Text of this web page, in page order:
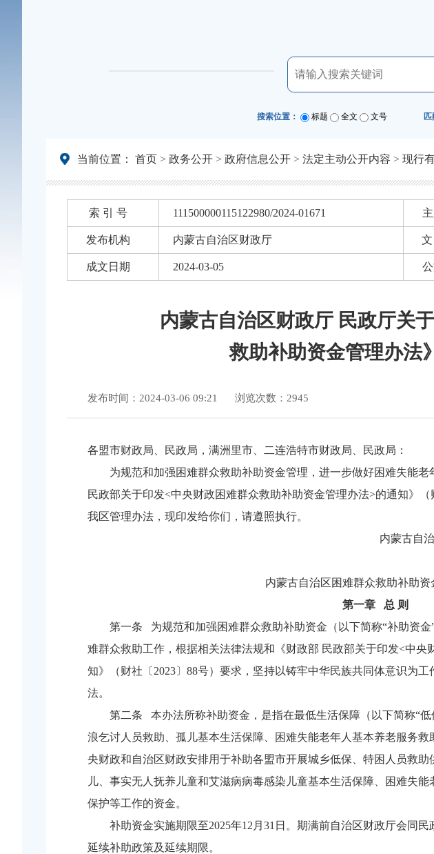
搜索位置： 标题 全文 文号 匹
当前位置： 首页 > 政务公开 > 政府信息公开 > 法定主动公开内容 > 现行
索 引 号 111500000115122980/2024-01671
发布机构 内蒙古自治区财政厅
成文日期 2024-03-05
内蒙古自治区财政厅 民政厅关
救助补助资金管理办法
发布时间：2024-03-06 09:21 浏览次数：2945
各盟市财政局、民政局，满洲里市、二连浩特市财政局、民政局：
为规范和加强困难群众救助补助资金管理，进一步做好困难失能
民政部关于印发<中央财政困难群众救助补助资金管理办法>的通知》
我区管理办法，现印发给你们，请遵照执行。
内蒙古
内蒙古自治区困难群众救助补助资
第一章 总 则
第一条 为规范和加强困难群众救助补助资金（以下简称“补助资
难群众救助工作，根据相关法律法规和《财政部 民政部关于印发<中央
知》（财社〔2023〕88号）要求，坚持以铸牢中华民族共同体意识为
法。
第二条 本办法所称补助资金，是指在最低生活保障（以下简称“
浪乞讨人员救助、孤儿基本生活保障、困难失能老年人基本养老服务
央财政和自治区财政安排用于补助各盟市开展城乡低保、特困人员救
儿、事实无人抚养儿童和艾滋病病毒感染儿童基本生活保障、困难失
保护等工作的资金。
补助资金实施期限至2025年12月31日。期满前自治区财政厅会同
延续补助政策及延续期限。